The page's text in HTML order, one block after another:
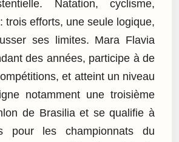
Natation, cyclisme,
trois efforts, une seule logique,
ses limites. Mara Flavia
des années, participe à de
et atteint un niveau
notamment une troisième
de Brasilia et se qualifie à
pour les championnats du